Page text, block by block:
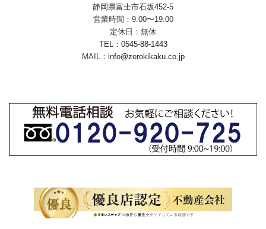
静岡県富士市石坂452-5
営業時間：9:00〜19:00
定休日：無休
TEL： 0545-88-1443
MAIL： info@zerokikaku.co.jp